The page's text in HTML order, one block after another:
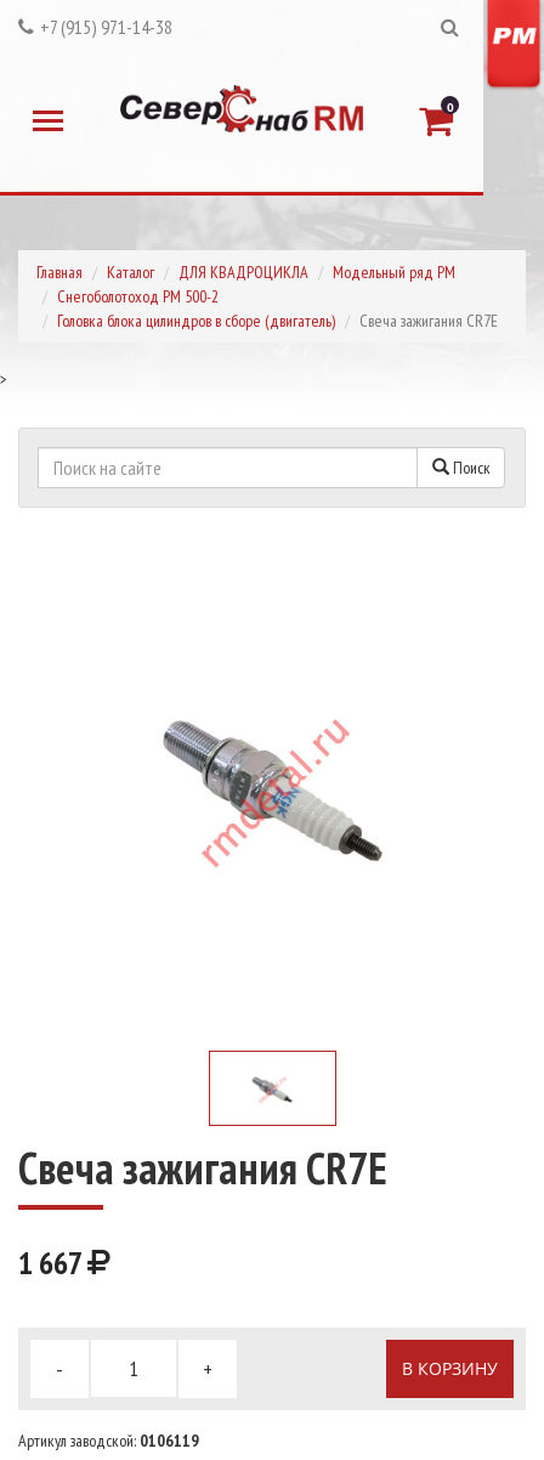
+7 (915) 971-14-38
0
Главная Каталог ДЛЯ КВАДРОЦИКЛА
Модельный ряд РМ
Снегоболотоход РМ 500-2
Головка блока цилиндров в сборе (двигатель)
Свеча зажигания CR7E
>
Поиск
Свеча зажигания CR7E
1 667
- + В КОРЗИНУ
Артикул заводской: 0106119